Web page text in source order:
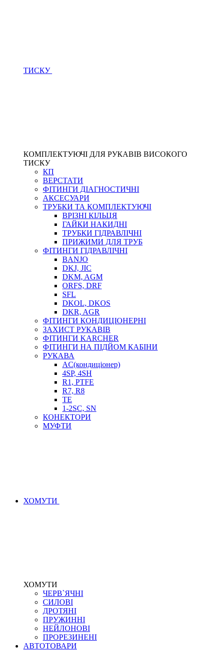
ТИСКУ
КОМПЛЕКТУЮЧІ ДЛЯ РУКАВІВ ВИСОКОГО
ТИСКУ
КП
ВЕРСТАТИ
ФІТИНГИ ДІАГНОСТИЧНІ
АКСЕСУАРИ
ТРУБКИ ТА КОМПЛЕКТУЮЧІ
ВРІЗНІ КІЛЬЦЯ
ГАЙКИ НАКИДНІ
ТРУБКИ ГІДРАВЛІЧНІ
ПРИЖИМИ ДЛЯ ТРУБ
ФІТИНГИ ГІДРАВЛІЧНІ
BANJO
DKJ, JIC
DKM, AGM
ORFS, DRF
SFL
DKOL, DKOS
DKR, AGR
ФІТИНГИ КОНДИЦІОНЕРНІ
ЗАХИСТ РУКАВІВ
ФІТИНГИ KARCHER
ФІТИНГИ НА ПІДЙОМ КАБІНИ
РУКАВА
AC(кондиціонер)
4SP, 4SH
R1, PTFE
R7, R8
TE
1-2SC, SN
КОНЕКТОРИ
МУФТИ
ХОМУТИ
ХОМУТИ
ЧЕРВ`ЯЧНІ
СИЛОВІ
ДРОТЯНІ
ПРУЖИННІ
НЕЙЛОНОВІ
ПРОРЕЗИНЕНІ
АВТОТОВАРИ